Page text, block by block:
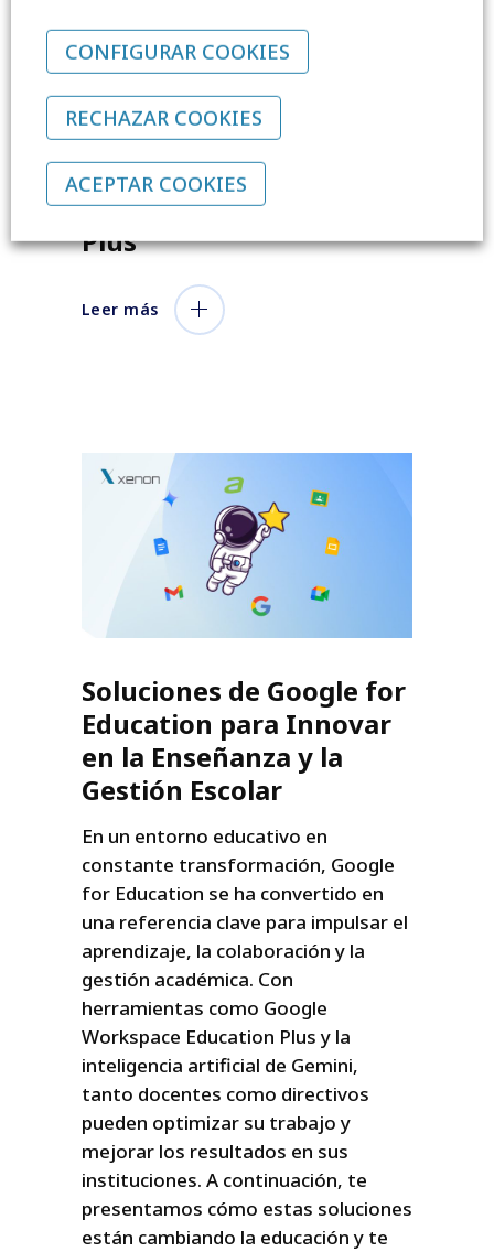
Herramientas esenciales
para profesores: Cómo
dominar Google
Workspace Education
Plus
Leer más
Soluciones de Google for
Education para Innovar
en la Enseñanza y la
Gestión Escolar
En un entorno educativo en
constante transformación, Google
for Education se ha convertido en
una referencia clave para impulsar el
aprendizaje, la colaboración y la
gestión académica. Con
herramientas como Google
Workspace Education Plus y la
inteligencia artificial de Gemini,
tanto docentes como directivos
pueden optimizar su trabajo y
mejorar los resultados en sus
instituciones. A continuación, te
presentamos cómo estas soluciones
están cambiando la educación y te
CONFIGURAR COOKIES
RECHAZAR COOKIES
ACEPTAR COOKIES